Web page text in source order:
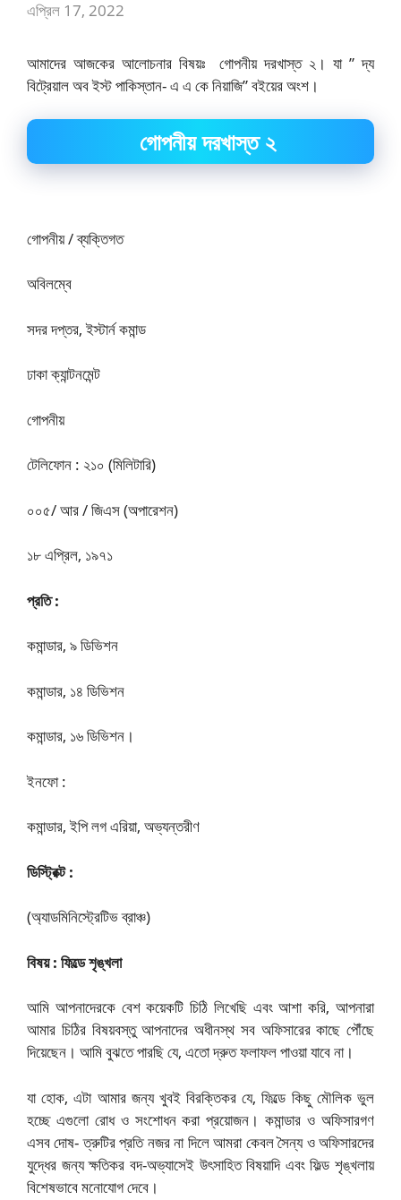
এপ্রিল 17, 2022
আমাদের আজকের আলোচনার বিষয়ঃ গোপনীয় দরখাস্ত ২। যা ” দ্য
বিট্রেয়াল অব ইস্ট পাকিস্তান- এ এ কে নিয়াজি” বইয়ের অংশ।
গোপনীয় দরখাস্ত ২
গোপনীয় / ব্যক্তিগত
অবিলম্বে
সদর দপ্তর, ইস্টার্ন কমান্ড
ঢাকা ক্যান্টনমেন্ট
গোপনীয়
টেলিফোন : ২১০ (মিলিটারি)
০০৫/ আর / জিএস (অপারেশন)
১৮ এপ্রিল, ১৯৭১
প্রতি :
কমান্ডার, ৯ ডিভিশন
কমান্ডার, ১৪ ডিভিশন
কমান্ডার, ১৬ ডিভিশন।
ইনফো :
কমান্ডার, ইপি লগ এরিয়া, অভ্যন্তরীণ
ডিস্ট্রিক্ট :
(অ্যাডমিনিস্ট্রেটিভ ব্রাঞ্চ)
বিষয় : ফিল্ডে শৃঙ্খলা
আমি আপনাদেরকে বেশ কয়েকটি চিঠি লিখেছি এবং আশা করি, আপনারা
আমার চিঠির বিষয়বস্তু আপনাদের অধীনস্থ সব অফিসারের কাছে পৌঁছে
দিয়েছেন। আমি বুঝতে পারছি যে, এতো দ্রুত ফলাফল পাওয়া যাবে না।
যা হোক, এটা আমার জন্য খুবই বিরক্তিকর যে, ফিল্ডে কিছু মৌলিক ভুল
হচ্ছে এগুলো রোধ ও সংশোধন করা প্রয়োজন। কমান্ডার ও অফিসারগণ
এসব দোষ- ত্রুটির প্রতি নজর না দিলে আমরা কেবল সৈন্য ও অফিসারদের
যুদ্ধের জন্য ক্ষতিকর বদ-অভ্যাসেই উৎসাহিত বিষয়াদি এবং ফিল্ড শৃঙ্খলায়
বিশেষভাবে মনোযোগ দেবে।